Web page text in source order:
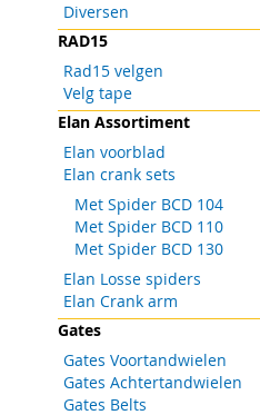
Diversen
RAD15
Rad15 velgen
Velg tape
Elan Assortiment
Elan voorblad
Elan crank sets
Met Spider BCD 104
Met Spider BCD 110
Met Spider BCD 130
Elan Losse spiders
Elan Crank arm
Gates
Gates Voortandwielen
Gates Achtertandwielen
Gates Belts